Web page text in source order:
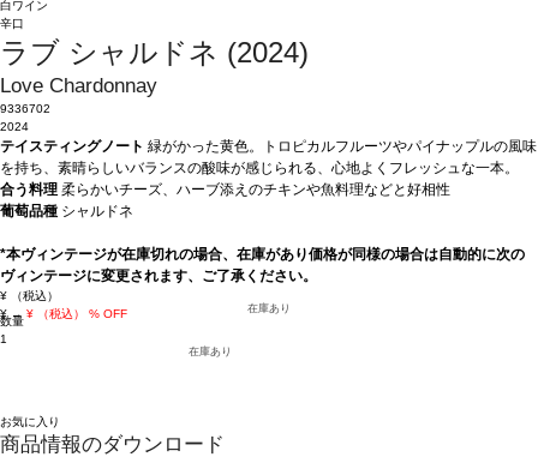
白ワイン
辛口
ラブ シャルドネ (2024)
Love Chardonnay
9336702
2024
テイスティングノート 緑がかった黄色。トロピカルフルーツやパイナップルの風味
を持ち、素晴らしいバランスの酸味が感じられる、心地よくフレッシュな一本。
合う料理 柔らかいチーズ、ハーブ添えのチキンや魚料理などと好相性
葡萄品種 シャルドネ
*本ヴィンテージが在庫切れの場合、在庫があり価格が同様の場合は自動的に次の
ヴィンテージに変更されます、ご了承ください。
¥
（税込）
¥ → ¥ （税込） % OFF 在庫あり
数量
1
在庫あり
お気に入り
商品情報のダウンロード